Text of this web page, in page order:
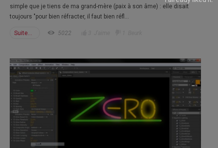
simple que je tiens de ma grand-mère (paix à son âme) : elle disait
toujours "pour bien réfracter, il faut bien réfl...
Suite... 5022